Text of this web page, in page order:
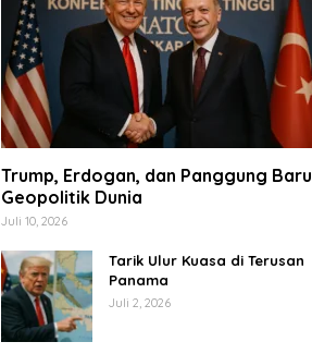
Trump, Erdogan, dan Panggung Baru
Geopolitik Dunia
Juli 10, 2026
Tarik Ulur Kuasa di Terusan
Panama
Juli 2, 2026